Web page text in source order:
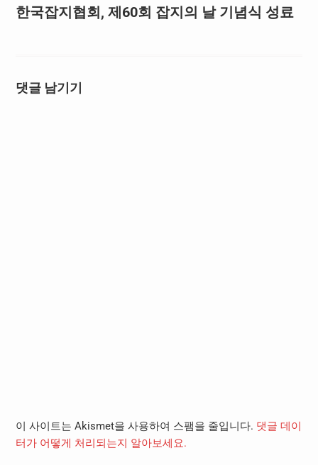
한국잡지협회, 제60회 잡지의 날 기념식 성료
댓글 남기기
이 사이트는 Akismet을 사용하여 스팸을 줄입니다. 댓글 데이
터가 어떻게 처리되는지 알아보세요.